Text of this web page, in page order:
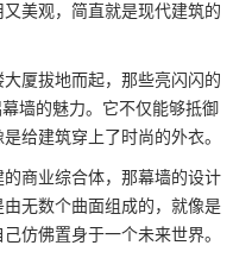
美观，简直就是现代建筑的
厦拔地而起，那些亮闪闪的
墙的魅力。它不仅能够抵御
给建筑穿上了时尚的外衣。
商业综合体，那幕墙的设计
无数个曲面组成的，就像是
仿佛置身于一个未来世界。